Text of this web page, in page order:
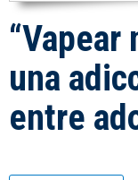
“Vapear
una
entre